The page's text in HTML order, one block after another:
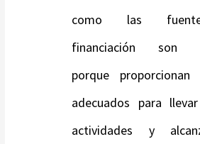
como las
financiación son
porque proporcionan
adecuados para
actividades y